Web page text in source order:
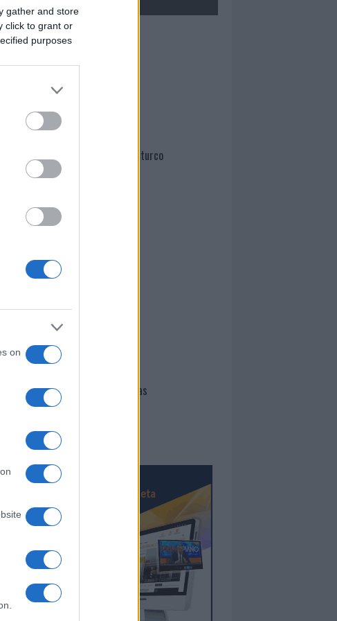
gather and store
click to grant or
purposes
on
Mario Malu
Paolo Pinna
Martina Agostina Diturco
I nostri cari
I nostri cari
I nostri cari
Giovannimaria Cabras